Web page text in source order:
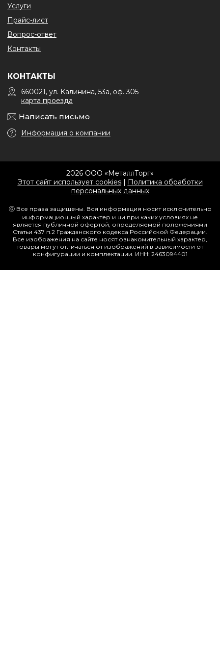
Услуги
Прайс-лист
Вопрос-ответ
Контакты
КОНТАКТЫ
660021, ул. Калинина, 53а, оф. 305
карта проезда
Написать письмо
Информация о компании
2026 ООО «МеталлТорг»
Этот сайт использует cookies| Политика обработки
персональных данных
ⓒ Все права защищены. Вся информация носит исключительно
информационный характер и ни при каких условиях не
является публичной офертой, определяемой положениями
Статьи 437 п.2 Гражданского кодекса Российской Федерации.
Все изображения на сайте носят ознакомительный характер,
товары могут отличаться от изображений в зависимости от
конфигурации и комплектации. ИНН: 2463094401